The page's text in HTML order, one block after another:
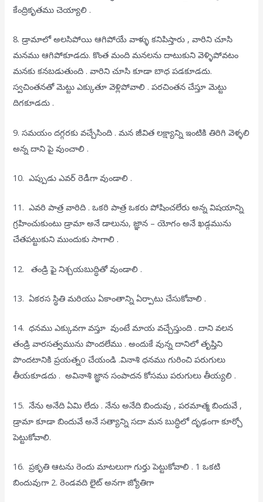
కేంద్రికృతము చెయ్యాలి .
8. డ్రామాలో అలసిపోయి ఆగిపోయే వాళ్ళు కనిపిస్తారు , వారిని చూసి
మనము ఆగిపోకూడదు. కొంత మంది మనలను దాటుకుని వెళ్ళిపోవటం
మనకు కనబడుతుంది . వారిని చూసి కూడా బాధ పడకూడదు.
స్వచింతనతో మెట్టు ఎక్కుతూ వెళ్లిపోవాలి . పరచింతన చేస్తూ మెట్టు
దిగకూడదు .
9. సమయం దగ్గరకు వచ్చేసింది . మన జీవిత లక్ష్యాన్ని ఇంటికి తిరిగి వెళ్ళలి
అన్న దాని పై వుంచాలి .
10. ఎప్పుడు ఎవర్ రెడీగా వుండాలి .
11. ఎవరి పాత్ర వారిది . ఒకరి పాత్ర ఒకరు పోషించలేరు అన్న విషయాన్ని
గ్రహించుకుంటు డ్రామా అనే డాలును, జ్ఞాన – యోగం అనే ఖడ్గమును
చేతపట్టుకుని ముందుకు సాగాలి .
12. తండ్రి ఫై నిశ్చయబుద్ధితో వుండాలి .
13. ఏకరస స్థితి మరియు ఏకాంతాన్ని ఏర్పాటు చేసుకోవాలి .
14. ధనము ఎక్కువగా వస్తూ వుంటే మాయ వచ్చేస్తుంది . దాని వలన
తండ్రి వారసత్వమును పొందలేము . అందుకే వున్న దానిలో తృప్తిని
పొందటానికి ప్రయత్నo చేయండి .వినాశి ధనము గురించి పరుగులు
తీయకూడదు . అవినాశి జ్ఞాన సంపాదన కోసము పరుగులు తీయ్యలి .
15. నేను అనేది ఏమి లేదు . నేను అనేది బిందువు , పరమాత్మ బిందువే ,
డ్రామా కూడా బిందువే అనే సత్యాన్ని సదా మన బుద్ధిలో దృఢంగా కూర్చో
పెట్టుకోవాలి.
16. ప్రకృతి ఆటను రెందు మాటలుగా గుర్తు పెట్టుకోవాలి . 1 ఒకటి
బిందువుగా 2. రెండవది లైట్ అనగా జ్యోతిగా